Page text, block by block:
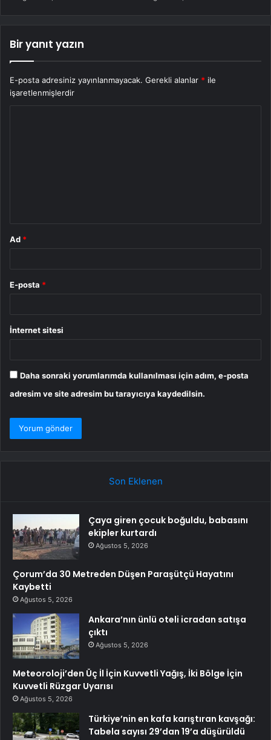
Bir yanıt yazın
E-posta adresiniz yayınlanmayacak. Gerekli alanlar * ile
işaretlenmişlerdir
Ad *
E-posta *
İnternet sitesi
Daha sonraki yorumlarımda kullanılması için adım, e-posta
adresim ve site adresim bu tarayıcıya kaydedilsin.
Son Eklenen
Çaya giren çocuk boğuldu, babasını
ekipler kurtardı
Ağustos 5, 2026
Çorum’da 30 Metreden Düşen Paraşütçü Hayatını
Kaybetti
Ağustos 5, 2026
Ankara’nın ünlü oteli icradan satışa
çıktı
Ağustos 5, 2026
Meteoroloji’den Üç İl İçin Kuvvetli Yağış, İki Bölge İçin
Kuvvetli Rüzgar Uyarısı
Ağustos 5, 2026
Türkiye’nin en kafa karıştıran kavşağı:
Tabela sayısı 29’dan 19’a düşürüldü